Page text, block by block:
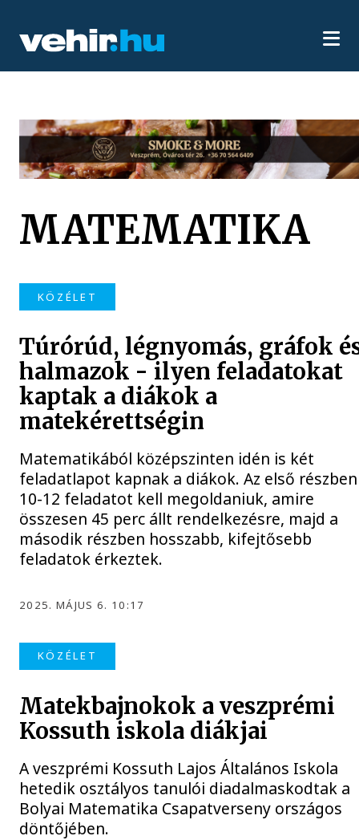
MATEMATIKA
KÖZÉLET
Túrórúd, légnyomás, gráfok
halmazok - ilyen feladatokat
kaptak a diákok a
matekérettségin
Matematikából középszinten idén is két
feladatlapot kapnak a diákok. Az első részben
10-12 feladatot kell megoldaniuk, amire
összesen 45 perc állt rendelkezésre, majd a
második részben hosszabb, kifejtősebb
feladatok érkeztek.
2025. MÁJUS 6. 10:17
KÖZÉLET
Matekbajnokok a veszprémi
Kossuth iskola diákjai
A veszprémi Kossuth Lajos Általános Iskola
hetedik osztályos tanulói diadalmaskodtak a
Bolyai Matematika Csapatverseny országos
döntőjében.